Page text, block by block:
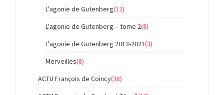
L'agonie de Gutenberg(12)
L'agonie de Gutenberg – tome 2(8)
L'agonie de Gutenberg 2013-2021(3)
Merveilles(8)
ACTU François de Coincy(38)